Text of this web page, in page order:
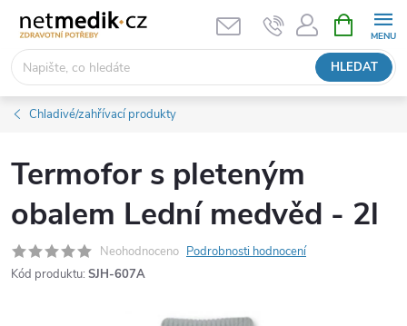
obsah
HLEDAT
NÁKUPNÍ
KOŠÍK
Chladivé/zahřívací produkty
Termofor s pleteným
obalem Lední medvěd - 2l
Neohodnoceno Podrobnosti hodnocení
Kód produktu: SJH-607A